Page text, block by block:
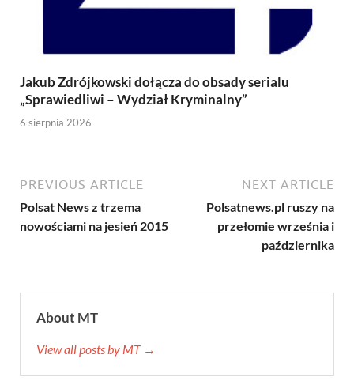
Jakub Zdrójkowski dołącza do obsady serialu
„Sprawiedliwi – Wydział Kryminalny”
6 sierpnia 2026
PREVIOUS ARTICLE
Polsat News z trzema
nowościami na jesień 2015
NEXT ARTICLE
Polsatnews.pl ruszy na
przełomie września i
października
About MT
View all posts by MT →